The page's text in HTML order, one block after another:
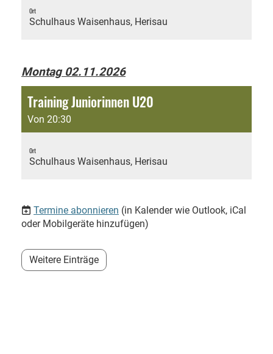
Ort
Schulhaus Waisenhaus, Herisau
Montag 02.11.2026
Training Juniorinnen U20
Von 20:30
Ort
Schulhaus Waisenhaus, Herisau
Termine abonnieren (in Kalender wie Outlook, iCal
oder Mobilgeräte hinzufügen)
Weitere Einträge